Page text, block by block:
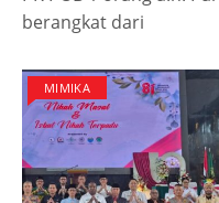
berangkat dari
MIMIKA